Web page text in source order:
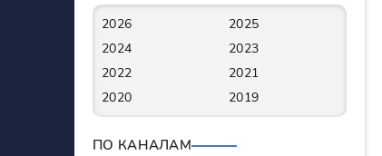
2026
2025
2024
2023
2022
2021
2020
2019
ПО КАНАЛАМ